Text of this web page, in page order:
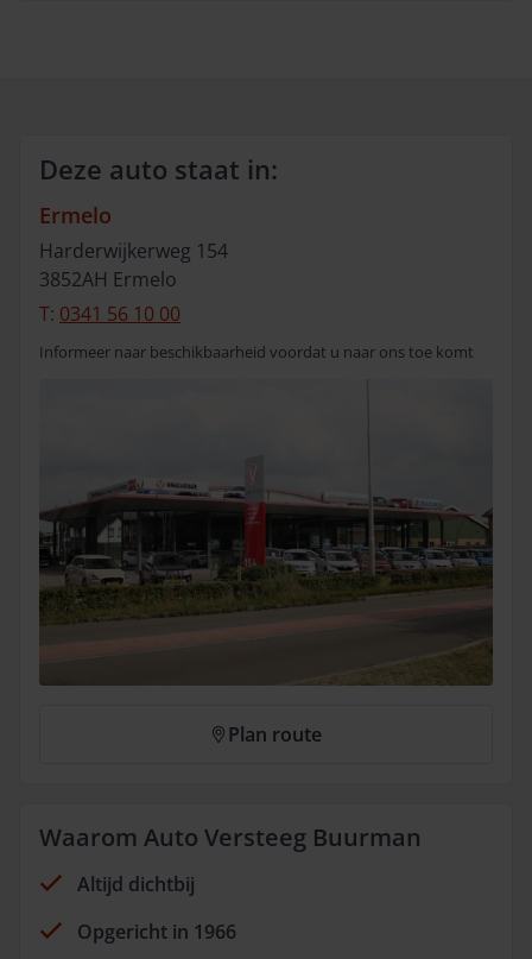
Deze auto staat in:
Ermelo
Harderwijkerweg 154
3852AH Ermelo
T: 0341 56 10 00
Informeer naar beschikbaarheid voordat u naar ons toe komt
Plan route
Waarom Auto Versteeg Buurman
Altijd dichtbij
Opgericht in 1966